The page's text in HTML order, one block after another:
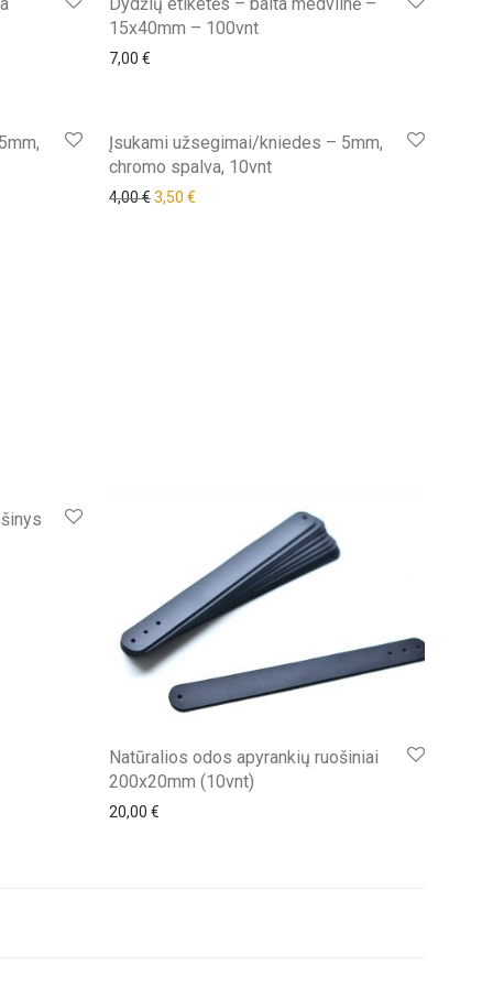
15x40mm – 100vnt
7,00 €
Išpardavimas!
Įsukami užsegimai/kniedes – 5mm,
chromo spalva, 10vnt
4,00€Original price was: 4,00 €.
3,50 €
Natūralios odos apyrankių ruošiniai
200x20mm (10vnt)
20,00 €